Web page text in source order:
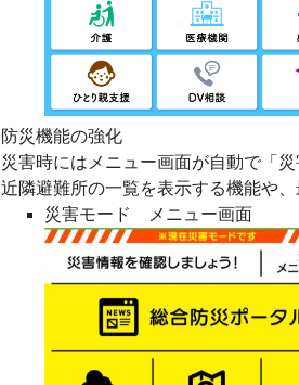
防災機能の強化
災害時にはメニュー画面が自動で「
近隣避難所の一覧を表示する機能や
災害モード メニュー画面